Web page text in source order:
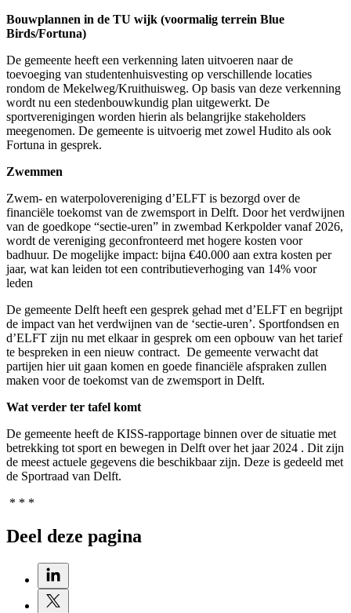
Bouwplannen in de TU wijk (voormalig terrein Blue
Birds/Fortuna)
De gemeente heeft een verkenning laten uitvoeren naar de
toevoeging van studentenhuisvesting op verschillende locaties
rondom de Mekelweg/Kruithuisweg. Op basis van deze verkenning
wordt nu een stedenbouwkundig plan uitgewerkt. De
sportverenigingen worden hierin als belangrijke stakeholders
meegenomen. De gemeente is uitvoerig met zowel Hudito als ook
Fortuna in gesprek.
Zwemmen
Zwem- en waterpolovereniging d’ELFT is bezorgd over de
financiële toekomst van de zwemsport in Delft. Door het verdwijnen
van de goedkope “sectie-uren” in zwembad Kerkpolder vanaf 2026,
wordt de vereniging geconfronteerd met hogere kosten voor
badhuur. De mogelijke impact: bijna €40.000 aan extra kosten per
jaar, wat kan leiden tot een contributieverhoging van 14% voor
leden
De gemeente Delft heeft een gesprek gehad met d’ELFT en begrijpt
de impact van het verdwijnen van de ‘sectie-uren’. Sportfondsen en
d’ELFT zijn nu met elkaar in gesprek om een opbouw van het tarief
te bespreken in een nieuw contract. De gemeente verwacht dat
partijen hier uit gaan komen en goede financiële afspraken zullen
maken voor de toekomst van de zwemsport in Delft.
Wat verder ter tafel komt
De gemeente heeft de KISS-rapportage binnen over de situatie met
betrekking tot sport en bewegen in Delft over het jaar 2024 . Dit zijn
de meest actuele gegevens die beschikbaar zijn. Deze is gedeeld met
de Sportraad van Delft.
* * *
Deel deze pagina